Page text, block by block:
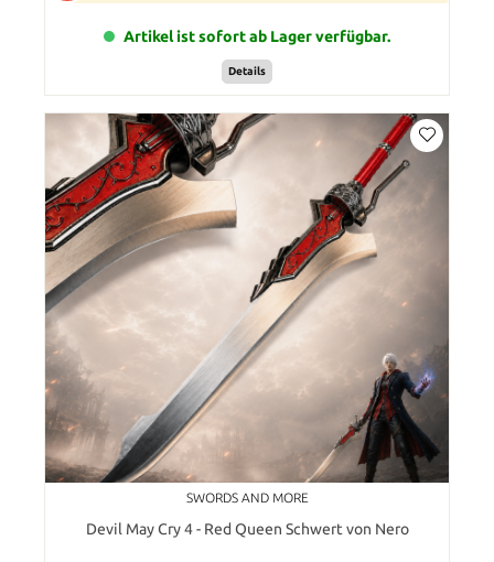
Artikel ist sofort ab Lager verfügbar.
Details
SWORDS AND MORE
Devil May Cry 4 - Red Queen Schwert von Nero